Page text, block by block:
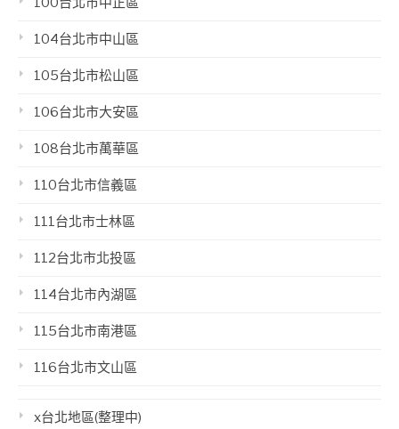
104台北市中山區
105台北市松山區
106台北市大安區
108台北市萬華區
110台北市信義區
111台北市士林區
112台北市北投區
114台北市內湖區
115台北市南港區
116台北市文山區
x台北地區(整理中)